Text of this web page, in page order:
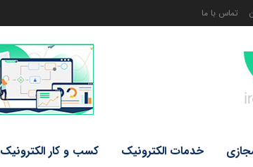
تماس با ما
خدمات الکترونیک کسب و کار الکترونیک